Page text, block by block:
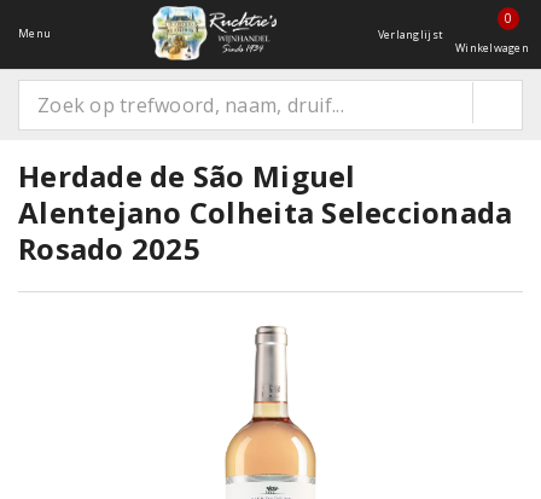
Menu Verlanglijst
0
Winkelwagen
Herdade de São Miguel
Alentejano Colheita Seleccionada
Rosado 2025